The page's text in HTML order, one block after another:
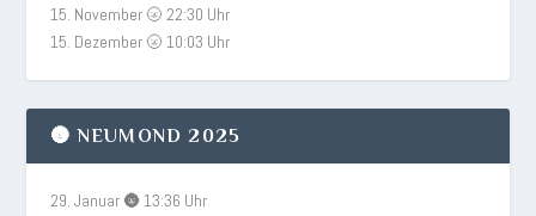
15. November 🌝 22:30 Uhr
15. Dezember 🌝 10:03 Uhr
🌚 NEUMOND 2025
29. Januar 🌚 13:36 Uhr